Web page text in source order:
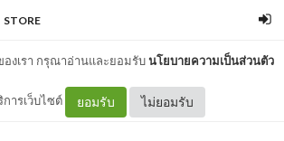
STORE
องเรา กรุณาอ่านและยอมรับนโยบายความเป็นส่วนตัว
การเว็บไซต์ ยอมรับ ไม่ยอมรับ